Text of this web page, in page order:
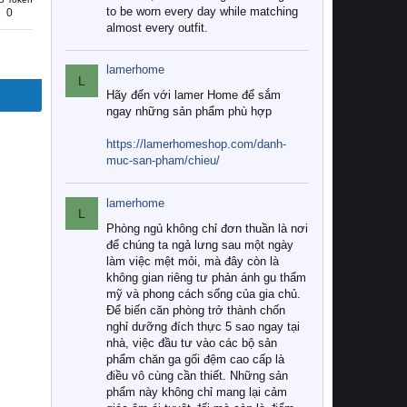
0
to be worn every day while matching
almost every outfit.
L
lamerhome
Hãy đến với lamer Home để sắm
ngay những sản phẩm phù hợp
https://lamerhomeshop.com/danh-
muc-san-pham/chieu/
L
lamerhome
Phòng ngủ không chỉ đơn thuần là nơi
để chúng ta ngả lưng sau một ngày
làm việc mệt mỏi, mà đây còn là
không gian riêng tư phản ánh gu thẩm
mỹ và phong cách sống của gia chủ.
Để biến căn phòng trở thành chốn
nghỉ dưỡng đích thực 5 sao ngay tại
nhà, việc đầu tư vào các bộ sản
phẩm chăn ga gối đệm cao cấp là
điều vô cùng cần thiết. Những sản
phẩm này không chỉ mang lại cảm